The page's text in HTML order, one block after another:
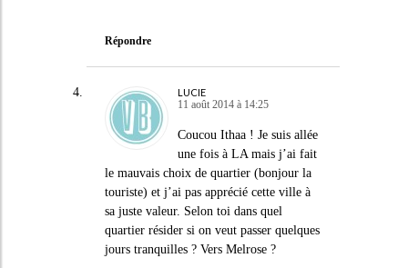
Répondre
LUCIE
11 août 2014 à 14:25
Coucou Ithaa ! Je suis allée
une fois à LA mais j’ai fait
le mauvais choix de quartier (bonjour la
touriste) et j’ai pas apprécié cette ville à
sa juste valeur. Selon toi dans quel
quartier résider si on veut passer quelques
jours tranquilles ? Vers Melrose ?